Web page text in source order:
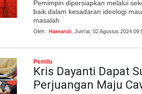
Pemimpin dipersiapkan melalui
baik dalam kesadaran ideologi
masalah
Oleh : Haerandi , Jum'at, 02 Agustus 2024
Pemilu
Kris Dayanti Dapat
Perjuangan Maju